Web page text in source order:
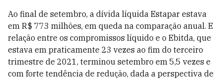
Ao final de setembro, a dívida líquida Estapar estava
em R$ 773 milhões, em queda na comparação anual. E
relação entre os compromissos líquido e o Ebitda, que
estava em praticamente 23 vezes ao fim do terceiro
trimestre de 2021, terminou setembro em 5,5 vezes e
com forte tendência de redução, dada a perspectiva de